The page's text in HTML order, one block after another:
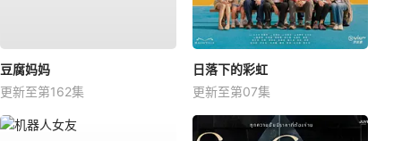
豆腐妈妈
更新至第162集
日落下的彩虹
更新至第07集